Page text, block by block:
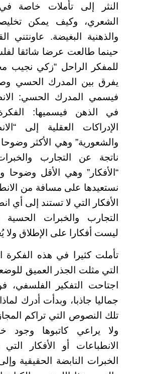
النثر إلى تأملات خاصة
الشعري، وكيف يمكن
والذهنية البغيضة. عاونتني
حينما طالعت عرضا شائقا
للمفكر الراحل “زكي نجيب
يفرق بين المدرك الحسي
فيسمي المدرك الحسي:
في الذهن فيسميها:
الإدراكات العقلية إلى
والشعورية” وهي الأكثر وضوحا
ناتجة عن التجارب
“الأفكار” وهي الأقل وضوحا
نستعيدها على مسافة من
الأفكار التي لا تستند إلى أي
التجارب والخبرات
ليست أفكارا على الإطلاق ولا
تأملت كثيرا في هذه الفكرة
التي مثلت الجذر العميق
اجتاحت التفكير الفلسفي،
جماليا جاذبا، وبدأت أدرك
تلك النصوص التي تراكم
ولا يراعي كاتبوها
الانطباعات أو الأفكار
الخبرات النابضة الحقيقية